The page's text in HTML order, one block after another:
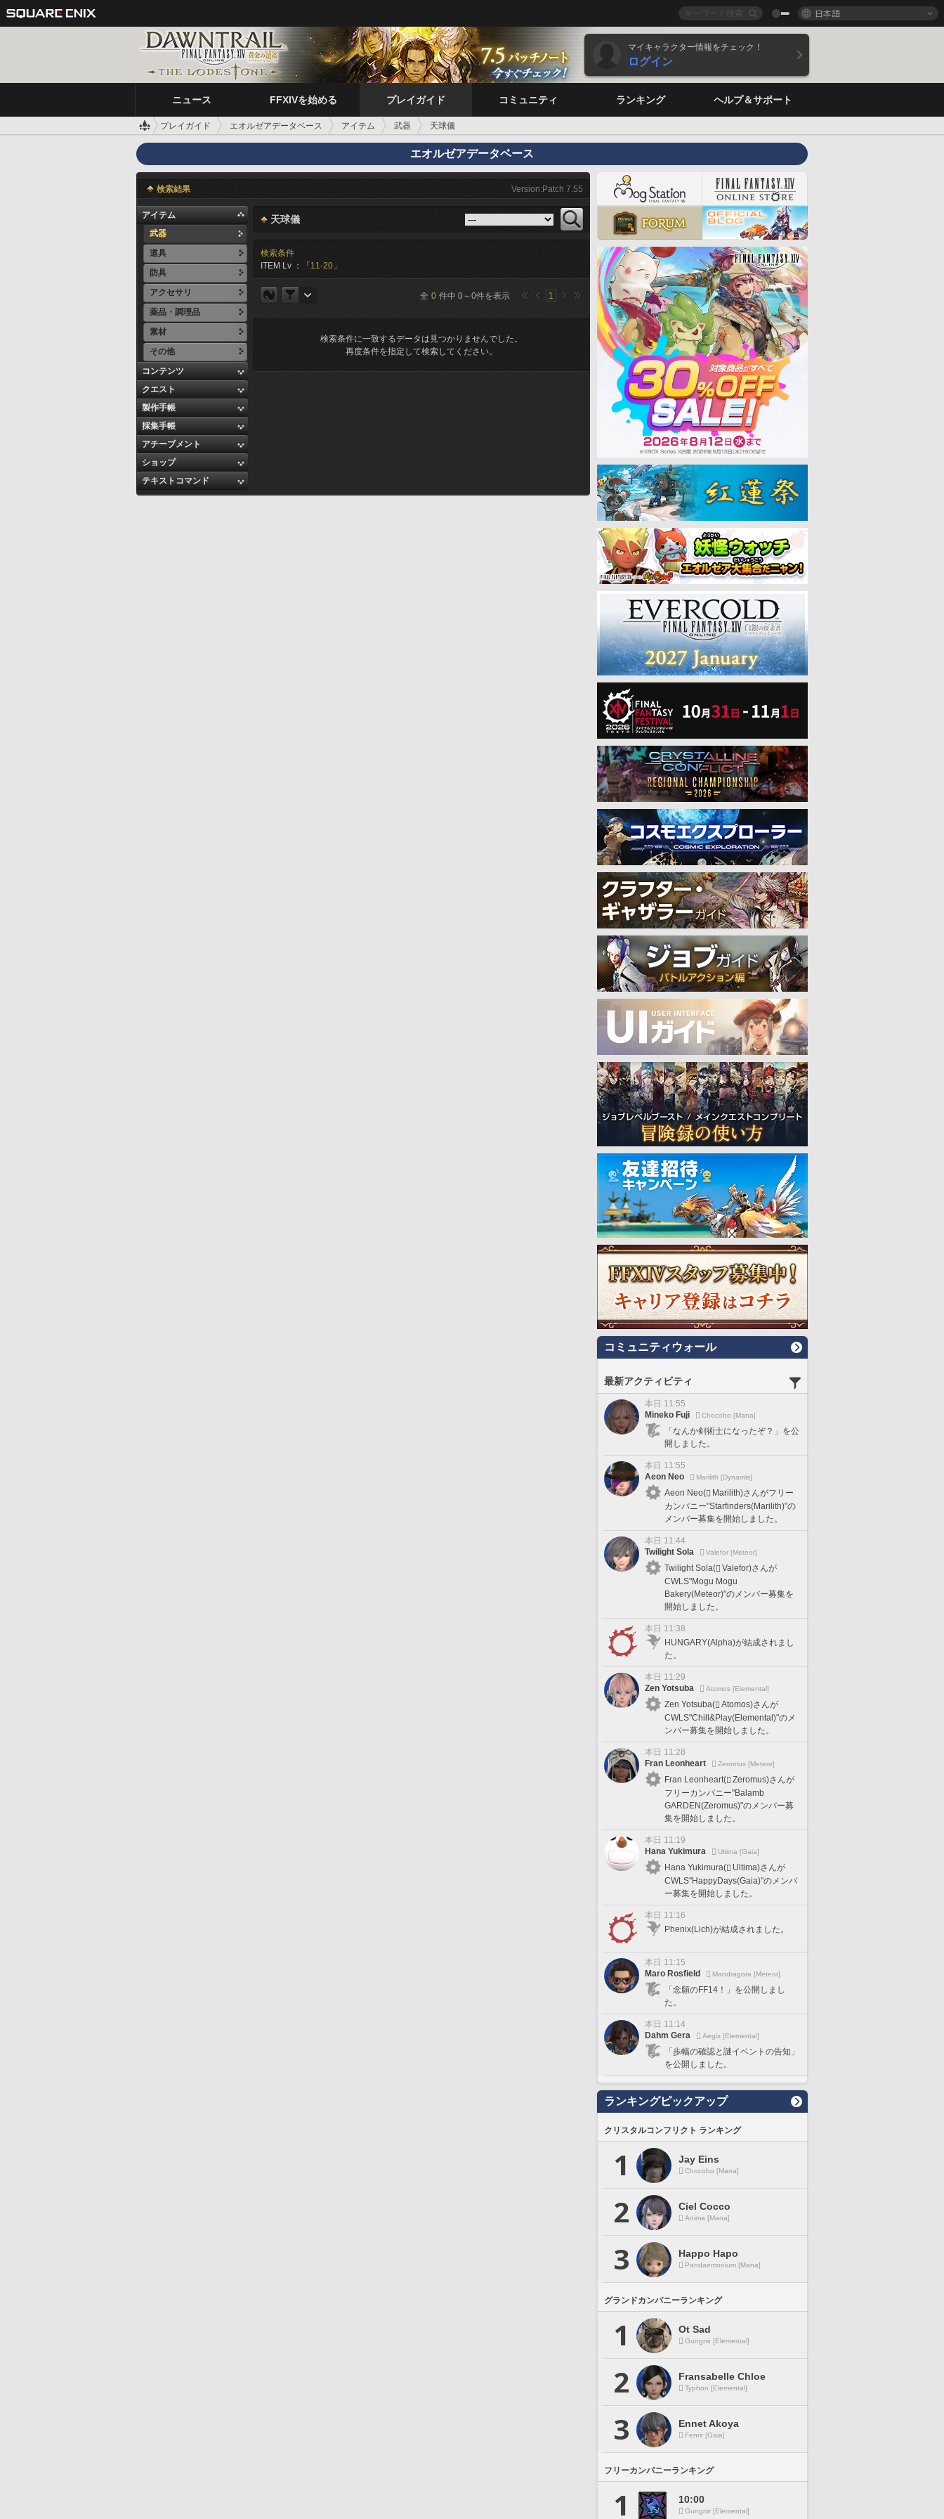
日本語
マイキャラクター情報をチェック！
ログイン
ニュース FFXIVを始める プレイガイド コミュニティ ランキング ヘルプ＆サポート
プレイガイド エオルゼアデータベース アイテム 武器 天球儀
エオルゼアデータベース
検索結果 Version:Patch 7.55
アイテム
武器
道具
防具
アクセサリ
薬品・調理品
素材
その他
コンテンツ
クエスト
製作手帳
採集手帳
アチーブメント
ショップ
テキストコマンド
天球儀
検索条件
ITEM Lv ：「 11-20 」
全 0 件中 0～0件を表示 1
検索条件に一致するデータは見つかりませんでした。
再度条件を指定して検索してください。
コミュニティウォール
最新アクティビティ
本日 11:55
Mineko Fuji
Chocobo [Mana]
「なんか剣術士になったぞ？」を公
開しました。
本日 11:55
Aeon Neo
Marilith [Dynamis]
Aeon Neo(
Marilith)さんがフリー
カンパニー"Starfinders(Marilith)"の
メンバー募集を開始しました。
本日 11:44
Twilight Sola
Valefor [Meteor]
Twilight Sola(
Valefor)さんが
CWLS"Mogu Mogu
Bakery(Meteor)"のメンバー募集を
開始しました。
本日 11:38
HUNGARY(Alpha)が結成されまし
た。
本日 11:29
Zen Yotsuba
Atomos [Elemental]
Zen Yotsuba(
Atomos)さんが
CWLS"Chill&Play(Elemental)"のメ
ンバー募集を開始しました。
本日 11:28
Fran Leonheart
Zeromus [Meteor]
Fran Leonheart(
Zeromus)さんが
フリーカンパニー"Balamb
GARDEN(Zeromus)"のメンバー募
集を開始しました。
本日 11:19
Hana Yukimura
Ultima [Gaia]
Hana Yukimura(
Ultima)さんが
CWLS"HappyDays(Gaia)"のメンバ
ー募集を開始しました。
本日 11:16
Phenix(Lich)が結成されました。
本日 11:15
Maro Rosfield
Mandragora [Meteor]
「念願のFF14！」を公開しまし
た。
本日 11:14
Dahm Gera
Aegis [Elemental]
「歩幅の確認と謎イベントの告知」
を公開しました。
ランキングピックアップ
クリスタルコンフリクト ランキング
1 Jay Eins
Chocobo [Mana]
2 Ciel Cocco
Anima [Mana]
3 Happo Hapo
Pandaemonium [Mana]
グランドカンパニーランキング
1 Ot Sad
Gungnir [Elemental]
2 Fransabelle Chloe
Typhon [Elemental]
3 Ennet Akoya
Fenrir [Gaia]
フリーカンパニーランキング
1 10:00
Gungnir [Elemental]